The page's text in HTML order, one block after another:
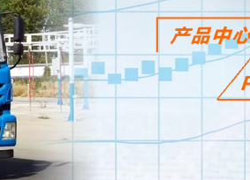
内蒙古科目二模拟设备
内蒙古科目三模拟设备
内蒙古机器人电子教练
内蒙古摩托车考试设备
内蒙古驾驶模拟器